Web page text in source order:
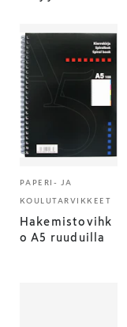
PAPERI- JA
KOULUTARVIKKEET
Hakemistovihk
o A5 ruuduilla